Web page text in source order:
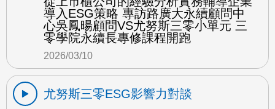
導入ESG策略 專訪路廣大永續顧問中
心吳鳳暘顧問VS尤努斯三零小單元 三
零學院永續長專修課程開跑
2026/03/10
尤努斯三零ESG影響力對談